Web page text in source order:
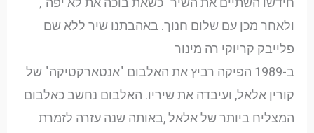
ולאחר מכן עם שלום חנוך. באהבתנו שיר ללא שם
פלייבק קריוקי רה מינור
ב-1989 הפיקה רביץ את האלבום "אנטארקטיקה" של
קורין אלאל, ועיבדה את שיריו. האלבום נחשב כאלבום
המצליח ביותר של אלאל ,באותה שנה עזרה לזמרת